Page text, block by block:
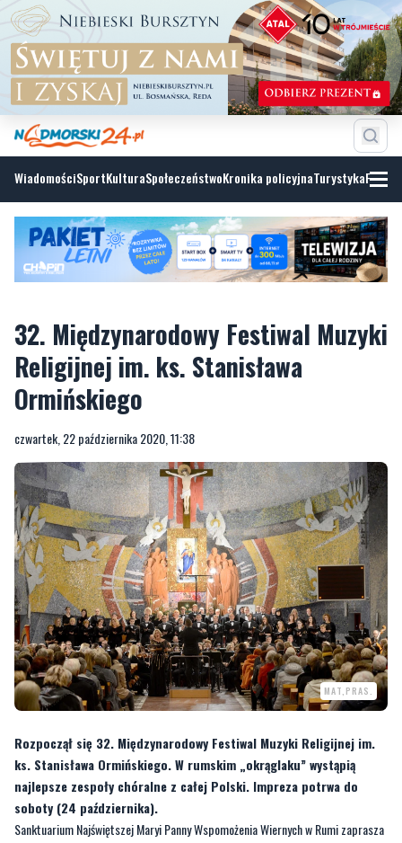
WiadomościSportKulturaSpołeczeństwoKronika policyjnaTurystyka
32. Międzynarodowy Festiwal Muzyki
Religijnej im. ks. Stanisława
Ormińskiego
czwartek, 22 października 2020, 11:38
MAT,PRAS.
Rozpoczął się 32. Międzynarodowy Festiwal Muzyki Religijnej im.
ks. Stanisława Ormińskiego. W rumskim „okrąglaku” wystąpią
najlepsze zespoły chóralne z całej Polski. Impreza potrwa do
soboty (24 października).
Sanktuarium Najświętszej Maryi Panny Wspomożenia Wiernych w Rumi zaprasza